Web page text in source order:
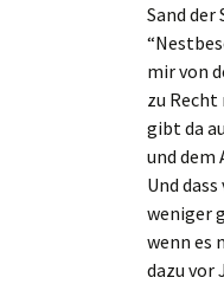
Sand der
mir von
zu
gibt da
und dem
Und
weniger
wenn es
dazu vor